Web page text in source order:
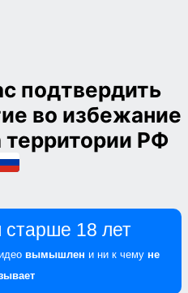
подтвердить
во избежание
территории РФ